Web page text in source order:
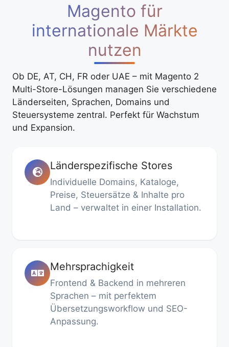
Magento für
internationale Märkte
nutzen
Ob DE, AT, CH, FR oder UAE – mit Magento 2
Multi-Store-Lösungen managen Sie verschiedene
Länderseiten, Sprachen, Domains und
Steuersysteme zentral. Perfekt für Wachstum
und Expansion.
Länderspezifische Stores
Individuelle Domains, Kataloge,
Preise, Steuersätze & Inhalte pro
Land – verwaltet in einer Installation.
Mehrsprachigkeit
Frontend & Backend in mehreren
Sprachen – mit perfektem
Übersetzungsworkflow und SEO-
Anpassung.